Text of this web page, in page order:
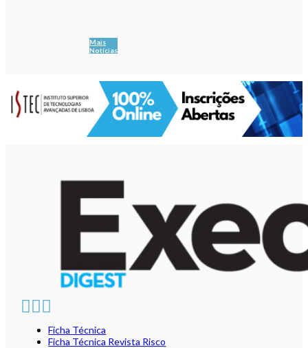
Mais
Notícias
Ficha Técnica
Ficha Técnica Revista Risco